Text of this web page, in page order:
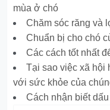
mùa ở chó
Chăm sóc răng và
Chuẩn bị cho chó
Các cách tốt nhất
Tại sao việc xã hội
với sức khỏe của
Cách nhận biết